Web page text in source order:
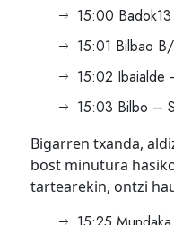
15:00
15:01 Bilbao
15:02 Ibaialde
15:03 Bilbo –
Bigarren txanda,
bost minutura
tartearekin, ontzi